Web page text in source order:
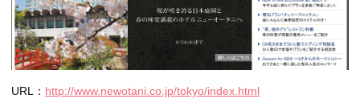
URL： http://www.newotani.co.jp/tokyo/index.html